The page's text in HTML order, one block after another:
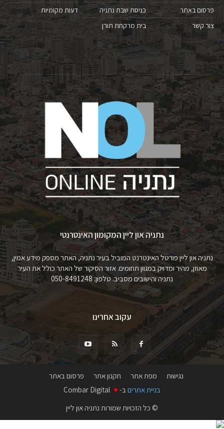
פרסום באתר
צור קשר
כניסת שבת נתניה
בית מרקחת תורן
דעות מקומיות
נתניה און ליין המקומון האינטרנטי
נתניה און ליין פורטל האינטרנט המוביל בעיר נתניה, האתר מספק מידע אמין,
מאוזן, מהיר ומדויק במגוון תחומים. אזור הסיקור של האתר כולל את העיר
נתניה והישובים מסביב. טלפון: 050-8491248
עקוב אחרינו
נגישות מפת אתר תקנון אתר
פרסום באתר
בניית אתרים ב- ♥
© כל הזכויות שמורות נתניה און ליין